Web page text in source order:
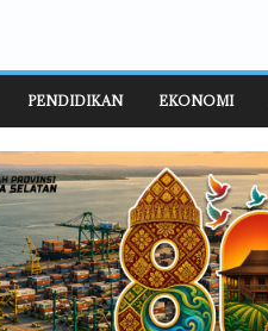
PENDIDIKAN EKONOMI